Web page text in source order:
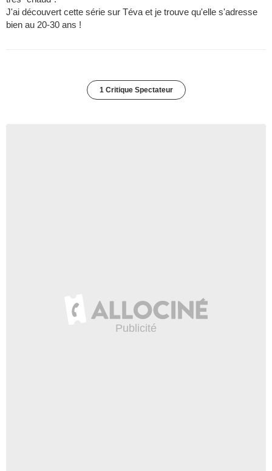
J'ai découvert cette série sur Téva et je trouve qu'elle s'adresse
bien au 20-30 ans !
1 Critique Spectateur